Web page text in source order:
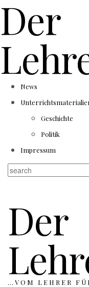
Der
News
Geschichte
Politik
Impressum
Der
…VOM LEHRER